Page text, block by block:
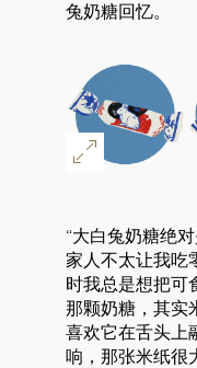
兔奶糖回忆。
“大白兔奶糖绝
家人不太让我吃
时我总是想把可
那颗奶糖，其实
喜欢它在舌头上
响，那张米纸很